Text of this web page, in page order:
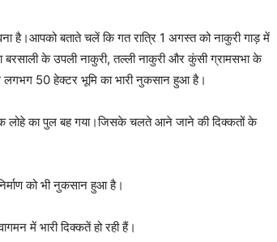
है।आपको बताते चलें कि गत रात्रि 1 अगस्त को नाकुरी गाड़ में
के उपली नाकुरी, तल्ली नाकुरी और कुंसी ग्रामसभा के
लगभग 50 हेक्टर भूमि का भारी नुकसान हुआ है।
लोहे का पुल बह गया।जिसके चलते आने जाने की दिक्कतों के
को भी नुकसान हुआ है।
में भारी दिक्कतें हो रही हैं।